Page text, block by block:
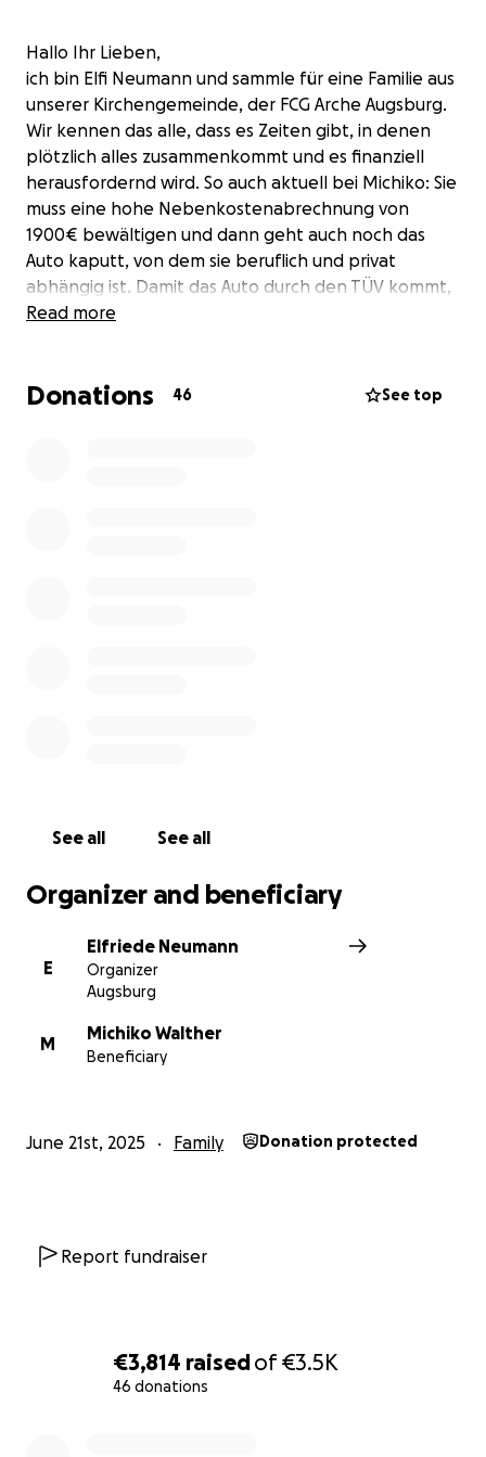
€3,814 raisedof€3.5K
46 donations
Hallo Ihr Lieben,
ich bin Elfi Neumann und sammle für eine Familie aus
unserer Kirchengemeinde, der FCG Arche Augsburg.
Wir kennen das alle, dass es Zeiten gibt, in denen
plötzlich alles zusammenkommt und es finanziell
herausfordernd wird. So auch aktuell bei Michiko: Sie
muss eine hohe Nebenkostenabrechnung von
1900€ bewältigen und dann geht auch noch das
Auto kaputt, von dem sie beruflich und privat
abhängig ist. Damit das Auto durch den TÜV kommt,
musste leider einiges repariert werden: Bremsen,
zusammen helfen und Michiko unterstützen, die als
Read more
Donations 46 See top
See all See all
Organizer and beneficiary
E
Elfriede Neumann
Organizer
Augsburg
M
Michiko Walther
Beneficiary
June 21st, 2025 Family Donation protected
Report fundraiser